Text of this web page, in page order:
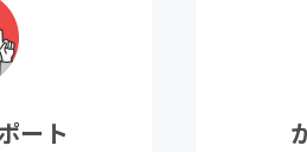
ート